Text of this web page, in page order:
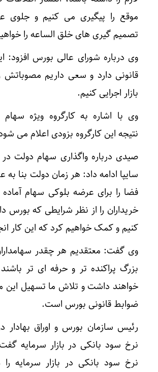
موقع را پیگیری می کنیم و جلوی
تصمیم گیری های خلق الساعه را
وی درباره شورای عالی بورس افزود:
قانونی دارد و سعی داریم مصوباتش
بازار اجرایی کنیم.
وی با اشاره به کارگروه ویژه
نتیجه این کارگروه بزودی اعلام می
صیدی درباره واگذاری سهام دولت در
سایپا ادامه داد: هر زمان دولت بنا
فضا را برای عرضه بلوکی سهام
خریداران را از نظر شرایطی که بورس
کنیم و کمک خواهیم کرد که این کار
وی گفت: معتقدیم هر چقدر
بزرگ پراکنده تر و حرفه ای تر
خواهند داشت و تلاش ما تسهیل این
ضوابط قانونی بورس است.
رئیس سازمان بورس و اوراق بهادار
نرخ سود بانکی در بازار سرمایه
نرخ سود بانکی در بازار سرمایه